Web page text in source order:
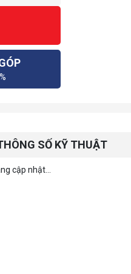
SỐ KỸ THUẬT
cập nhật...